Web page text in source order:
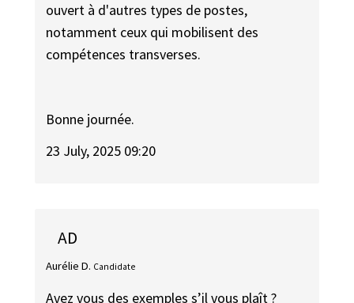
ouvert à d'autres types de postes,
notamment ceux qui mobilisent des
compétences transverses.
Bonne journée.
23 July, 2025 09:20
AD
Aurélie D. Candidate
Avez vous des exemples s’il vous plaît ?